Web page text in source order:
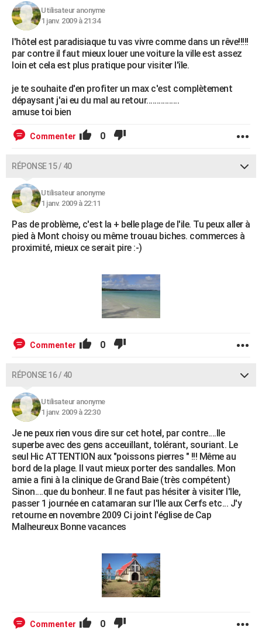
Utilisateur anonyme
1 janv. 2009 à 21:34
l'hôtel est paradisiaque tu vas vivre comme dans un rêve!!!!!
par contre il faut mieux louer une voiture la ville est assez
loin et cela est plus pratique pour visiter l'île.
je te souhaite d'en profiter un max c'est complètement
dépaysant j'ai eu du mal au retour................
amuse toi bien
Commenter 0
RÉPONSE 15 / 40
Utilisateur anonyme
1 janv. 2009 à 22:11
Pas de problème, c'est la + belle plage de l'ile. Tu peux aller à
pied à Mont choisy ou même trouau biches. commerces à
proximité, mieux ce serait pire :-)
Commenter 0
RÉPONSE 16 / 40
Utilisateur anonyme
1 janv. 2009 à 22:30
Je ne peux rien vous dire sur cet hotel, par contre....Ile
superbe avec des gens acceuillant, tolérant, souriant. Le
seul Hic ATTENTION aux "poissons pierres " !!! Même au
bord de la plage. Il vaut mieux porter des sandalles. Mon
amie a fini à la clinique de Grand Baie (très compétent)
Sinon....que du bonheur. Il ne faut pas hésiter à visiter l'Ile,
passer 1 journée en catamaran sur l'Ile aux Cerfs etc... J'y
retourne en novembre 2009 Ci joint l'église de Cap
Malheureux Bonne vacances
Commenter 0